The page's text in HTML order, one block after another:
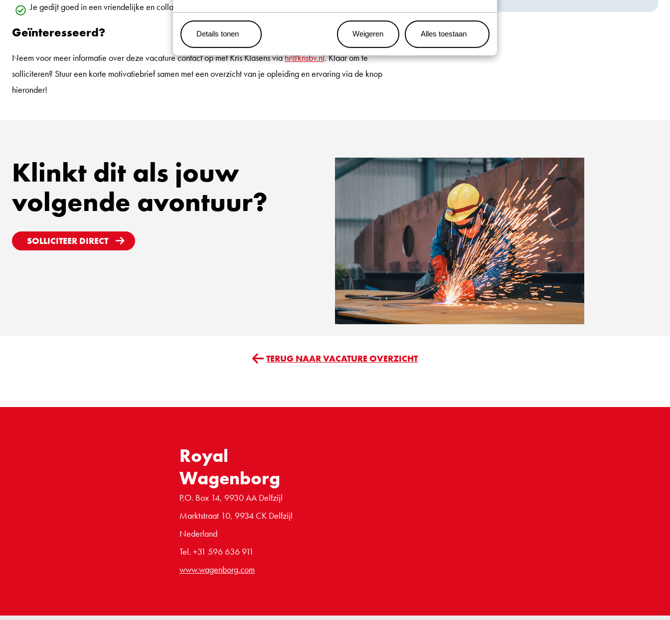
Details tonen Weigeren Alles toestaan
Je gedijt goed in een vriendelijke en collaboratieve werkomgeving.
Geïnteresseerd?
Neem voor meer informatie over deze vacature contact op met Kris Klasens viahr@knsbv.nl. Klaar om te
solliciteren? Stuur een korte motivatiebrief samen met een overzicht van je opleiding en ervaring via de knop
hieronder!
Klinkt dit als jouw
volgende avontuur?
SOLLICITEER DIRECT
TERUG NAAR VACATURE OVERZICHT
Royal
Wagenborg
P.O. Box 14, 9930 AA Delfzijl
Marktstraat 10, 9934 CK Delfzijl
Nederland
Tel. +31 596 636 911
www.wagenborg.com